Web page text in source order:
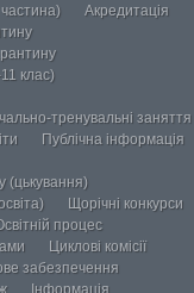
Акредитація
клас)
тренувальні заняття
Публічна інформація
(цькування)
Щорічні конкурси
процес
Циклові комісії
забезпечення
Інформація